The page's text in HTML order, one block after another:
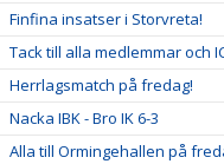
Finfina insatser i Storvreta!
Tack till alla medlemmar och
Herrlagsmatch på fredag!
Nacka IBK - Bro IK 6-3
Alla till Ormingehallen på